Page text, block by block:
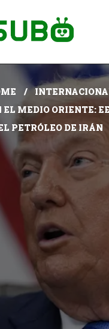
EL MEDIO ORIENTE:
PETRÓLEO DE IRÁN